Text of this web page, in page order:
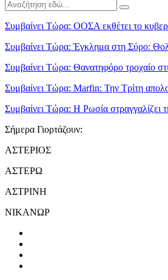
Συμβαίνει Τώρα: ΟΟΣΑ εκθέτει το
Συμβαίνει Τώρα: Έγκλημα στη Σύρο:
Συμβαίνει Τώρα: Θανατηφόρο τροχαίο
Συμβαίνει Τώρα: Marfin: Την Τρίτη
Συμβαίνει Τώρα: Η Ρωσία στραγγαλίζει
Σήμερα Γιορτάζουν:
ΑΣΤΕΡΙΟΣ
ΑΣΤΕΡΩ
ΑΣΤΡΙΝΗ
ΝΙΚΑΝΩΡ